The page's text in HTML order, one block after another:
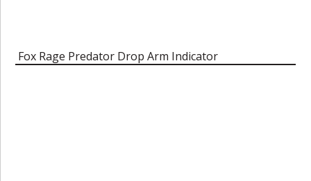
Fox Rage Predator Drop Arm Indicator